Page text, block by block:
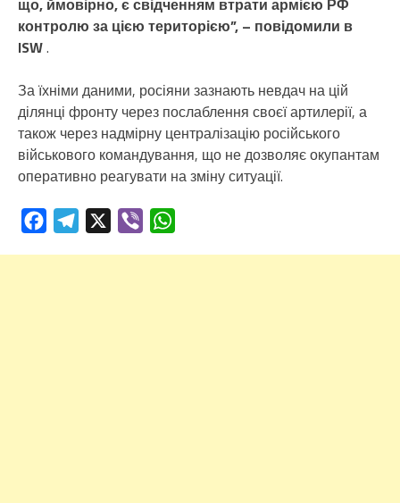
що, ймовірно, є свідченням втрати армією РФ
контролю за цією територією”, – повідомили в
ISW.
За їхніми даними, росіяни зазнають невдач на цій
ділянці фронту через послаблення своєї артилерії, а
також через надмірну централізацію російського
військового командування, що не дозволяє окупантам
оперативно реагувати на зміну ситуації.
FacebookTelegram Viber